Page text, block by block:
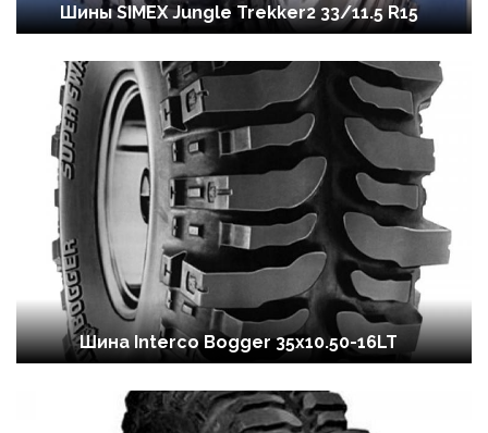
Шины SIMEX Jungle Trekker2 33/11.5 R15
Шина Interco Bogger 35х10.50-16LT